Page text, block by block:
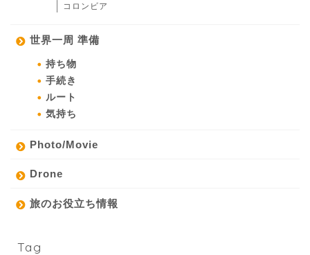
コロンビア
世界一周 準備
持ち物
手続き
ルート
気持ち
Photo/Movie
Drone
旅のお役立ち情報
Tag